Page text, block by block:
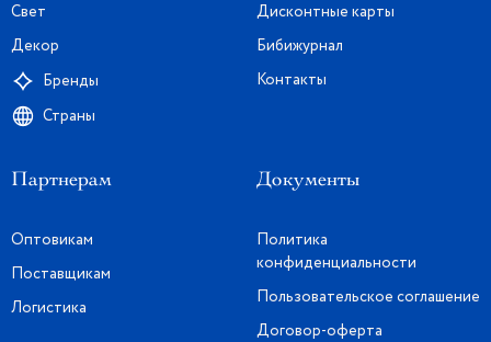
Свет
Декор
Бренды
Страны
Дисконтные карты
Бибижурнал
Контакты
Партнерам
Оптовикам
Поставщикам
Логистика
Документы
Политика
конфиденциальности
Пользовательское соглашение
Договор-оферта